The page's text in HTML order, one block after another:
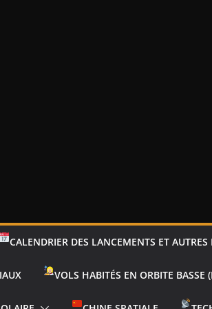
CALENDRIER DES LANCEMENTS ET
VOLS HABITÉS EN ORBITE BASSE